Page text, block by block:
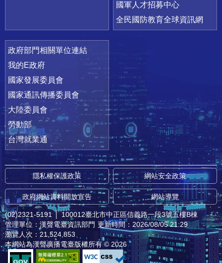
國軍人才招募中心
全民國防教育全球資訊網
政府部門相關單位連結
我的E政府
國家發展委員會
國家通訊傳播委員會
大陸委員會
勞動部
台灣就業通
隱私權保護政策 網站安全政策
政府網站資料開放宣告 網站導覽
(02)2321-5191 │ 100012臺北市中正區信義路一段3號五樓B棟
管理單位：漢聲電臺資訊部門 更新時間：2026/08/05 21:29
瀏覽人次：21,524,853
本網站為漢聲廣播電臺版權所有 © 2026